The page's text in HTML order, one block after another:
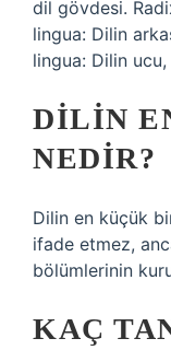
dil gövdesi.
lingua: Dilin
lingua: Dilin
DILIN
NEDIR?
Dilin en küçük
ifade etmez,
bölümlerinin
KAÇ